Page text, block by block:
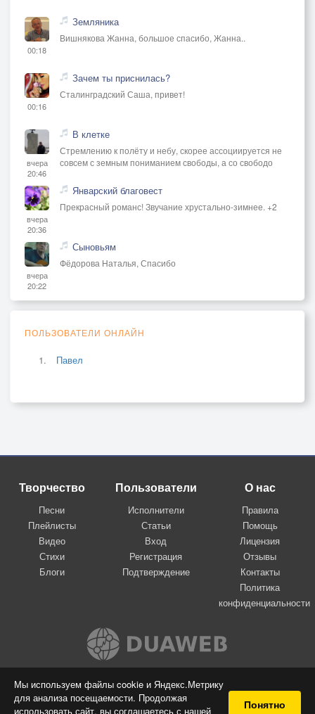
Мы используем файлы cookie и Яндекс.Метрику
для анализа посещаемости. Продолжая
использовать сайт, вы соглашаетесь с нашей
Понятно
00:18
Земляника
Вишнякова Жанна, большое спасибо, Жанна..
00:16
Зачем ты приснилась?
Сталинградский Саша, привет!
вчера
20:46
В клетке
Стремлению к полёту и небу, скорее ассоциируется не
совсем с земным пониманием свободы, а со свободо
вчера
20:36
Январский благовест
Прекрасный романс! Звучание хрустально-зимнее. +2
вчера
20:22
Сыновьям
Фёдорова Наталья, Спасибо
ПОЛЬЗОВАТЕЛИ ОНЛАЙН
Павел
Творчество
Песни
Плейлисты
Видео
Стихи
Блоги
Пользователи
Исполнители
Статьи
Вход
Регистрация
Подтверждение
О нас
Правила
Помощь
Лицензия
Отзывы
Контакты
Политика
конфиденциальности
Вконтакте
© 2009-2026 Я-пою